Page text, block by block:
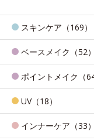
スキンケア（169）
ベースメイク（52）
ポイントメイク（64
UV（18）
インナーケア（33）